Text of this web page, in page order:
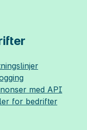
med API
for bedrifter